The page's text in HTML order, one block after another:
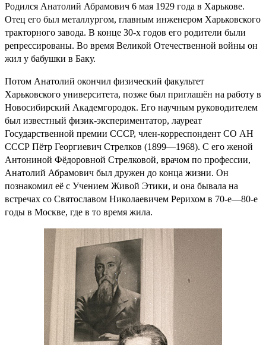
Родился Анатолий Абрамович 6 мая 1929 года в Харькове.
Отец его был металлургом, главным инженером Харьковского
тракторного завода. В конце 30-х годов его родители были
репрессированы. Во время Великой Отечественной войны он
жил у бабушки в Баку.
Потом Анатолий окончил физический факультет
Харьковского университета, позже был приглашён на работу в
Новосибирский Академгородок. Его научным руководителем
был известный физик-экспериментатор, лауреат
Государственной премии СССР, член-корреспондент СО АН
СССР Пётр Георгиевич Стрелков (1899—1968). С его женой
Антониной Фёдоровной Стрелковой, врачом по профессии,
Анатолий Абрамович был дружен до конца жизни. Он
познакомил её с Учением Живой Этики, и она бывала на
встречах со Святославом Николаевичем Рерихом в 70-е—80-е
годы в Москве, где в то время жила.